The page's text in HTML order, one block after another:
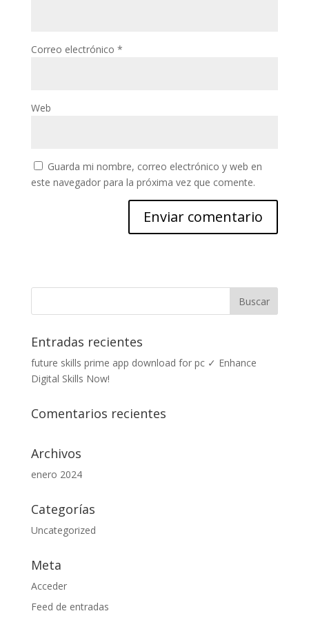
Correo electrónico *
Web
Guarda mi nombre, correo electrónico y web en
este navegador para la próxima vez que comente.
Entradas recientes
future skills prime app download for pc ✓ Enhance
Digital Skills Now!
Comentarios recientes
Archivos
enero 2024
Categorías
Uncategorized
Meta
Acceder
Feed de entradas